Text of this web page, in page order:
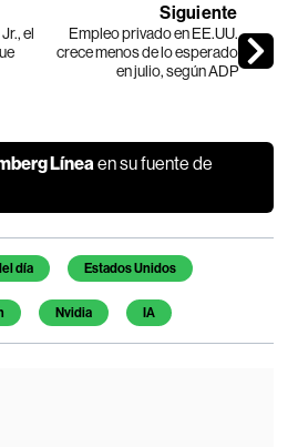
el
Siguiente
Empleo privado en EE.UU.
crece menos de lo esperado
en julio, según ADP
Línea en su fuente de
día Estados Unidos
Nvidia IA